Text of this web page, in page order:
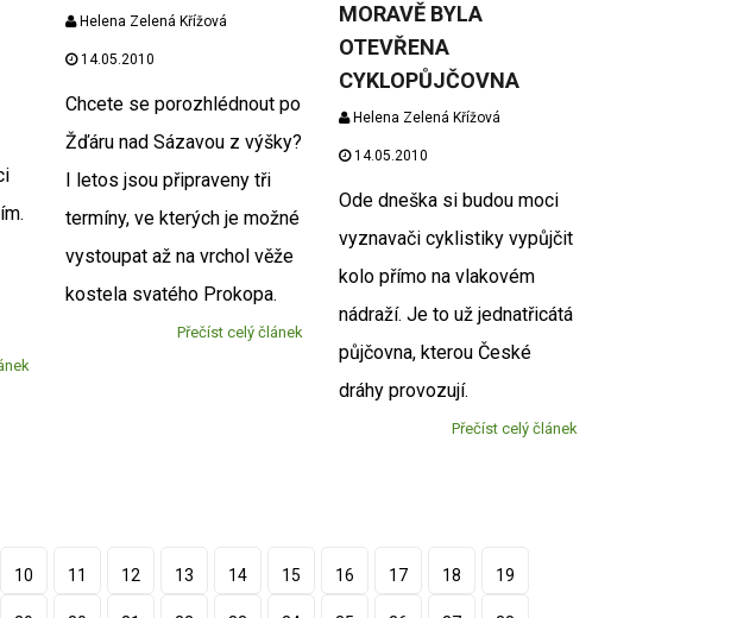
Helena Zelená Křížová
14.05.2010
Chcete se porozhlédnout po
Žďáru nad Sázavou z výšky?
I letos jsou připraveny tři
termíny, ve kterých je možné
vystoupat až na vrchol věže
kostela svatého Prokopa.
Přečíst celý článek
MORAVĚ BYLA
OTEVŘENA
CYKLOPŮJČOVNA
Helena Zelená Křížová
14.05.2010
Ode dneška si budou moci
vyznavači cyklistiky vypůjčit
kolo přímo na vlakovém
nádraží. Je to už jednatřicátá
půjčovna, kterou České
dráhy provozují.
Přečíst celý článek
10 11 12 13 14 15 16 17 18 19